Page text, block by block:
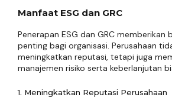
Manfaat ESG dan GRC
Penerapan ESG dan GRC memberikan
penting bagi organisasi. Perusahaan
meningkatkan reputasi, tetapi juga
manajemen risiko serta keberlanjutan
1. Meningkatkan Reputasi Perusahaan